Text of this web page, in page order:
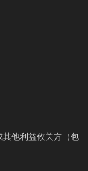
其他利益攸关方（包